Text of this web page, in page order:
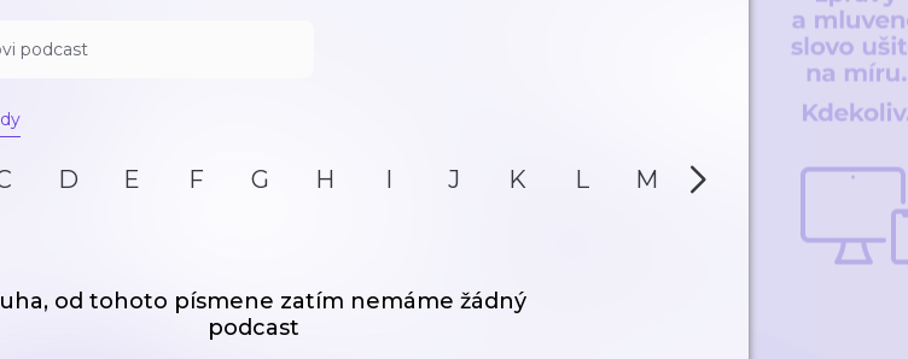
D E F G H I J K L M N P
od tohoto písmene zatím nemáme žádný
podcast